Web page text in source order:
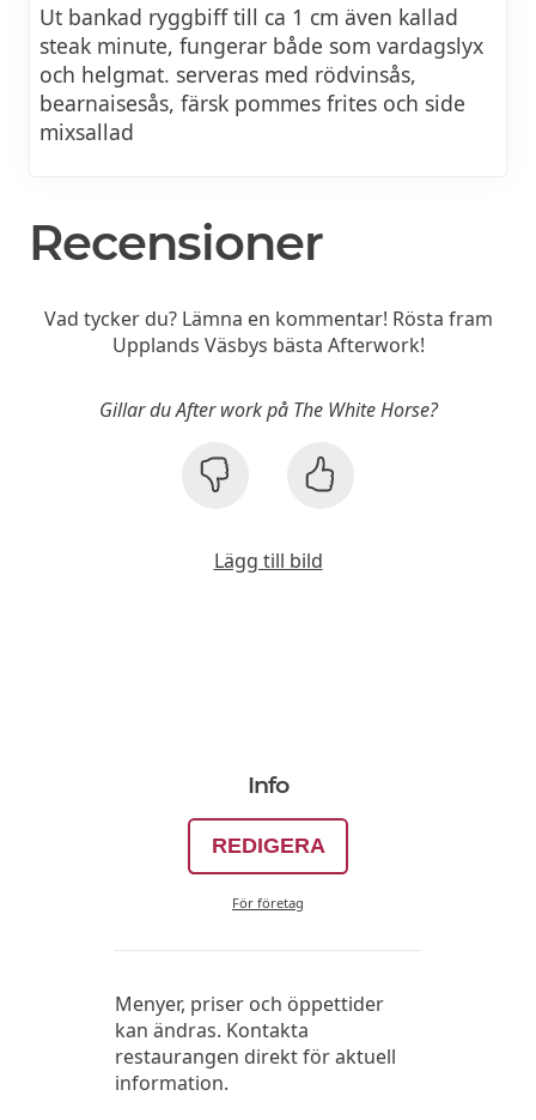
Ut bankad ryggbiff till ca 1 cm även kallad
steak minute, fungerar både som vardagslyx
och helgmat. serveras med rödvinsås,
bearnaisesås, färsk pommes frites och side
mixsallad
Recensioner
Vad tycker du? Lämna en kommentar! Rösta fram
Upplands Väsbys bästa Afterwork!
Gillar du After work på The White Horse?
Lägg till bild
Info
REDIGERA
För företag
Menyer, priser och öppettider
kan ändras. Kontakta
restaurangen direkt för aktuell
information.